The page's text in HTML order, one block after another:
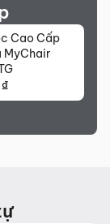
Cao Cấp
MyChair
₫